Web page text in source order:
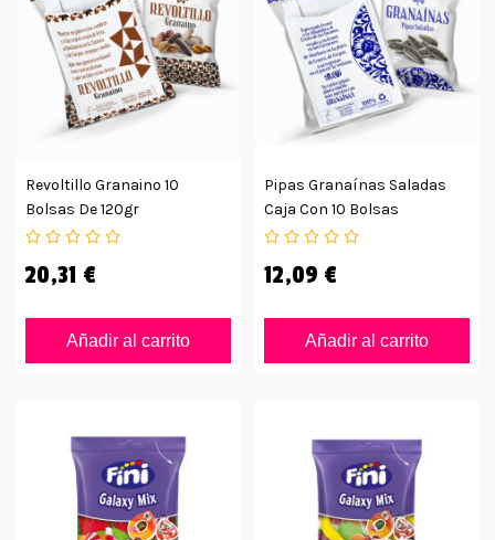
Revoltillo Granaino 10
Bolsas De 120gr
20,31 €
Añadir al carrito
Pipas Granaínas Saladas
Caja Con 10 Bolsas
12,09 €
Añadir al carrito